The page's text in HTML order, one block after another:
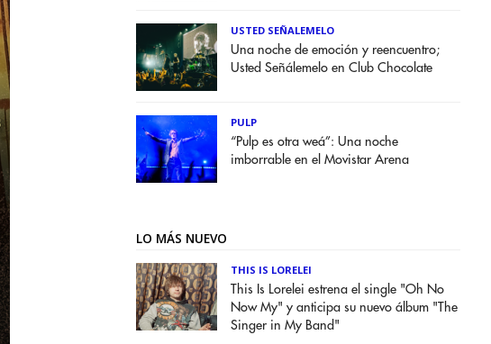
USTED SEÑALEMELO
Una noche de emoción y reencuentro;
Usted Señálemelo en Club Chocolate
PULP
“Pulp es otra weá”: Una noche
imborrable en el Movistar Arena
LO MÁS NUEVO
THIS IS LORELEI
This Is Lorelei estrena el single "Oh No
Now My" y anticipa su nuevo álbum "The
Singer in My Band"